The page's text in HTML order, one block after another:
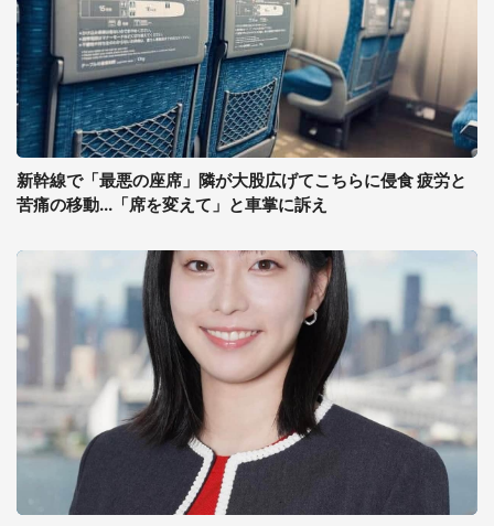
新幹線で「最悪の座席」隣が大股広げてこちらに侵食 疲労と
苦痛の移動...「席を変えて」と車掌に訴え